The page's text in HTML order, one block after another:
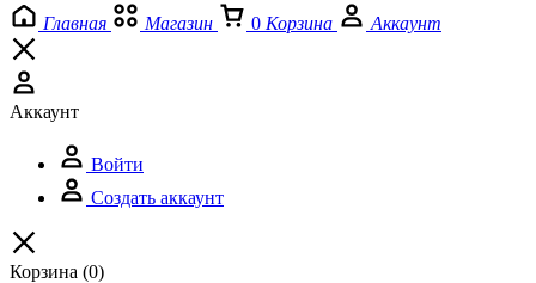
Главная Магазин 0 Корзина Аккаунт
Аккаунт
Войти
Создать аккаунт
Корзина (0)